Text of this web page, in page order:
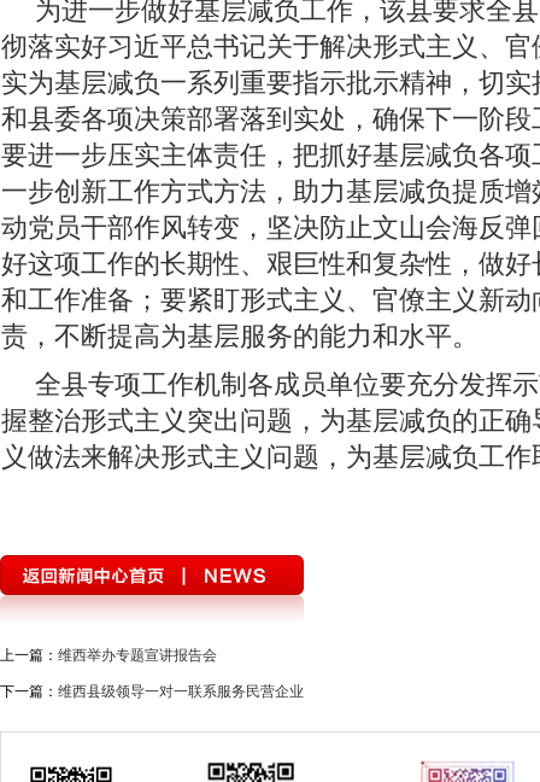
为进一步做好基层减负工作，该县要求全
彻落实好习近平总书记关于解决形式主义、
实为基层减负一系列重要指示批示精神，切
和县委各项决策部署落到实处，确保下一阶
要进一步压实主体责任，把抓好基层减负各
一步创新工作方式方法，助力基层减负提质
动党员干部作风转变，坚决防止文山会海反
好这项工作的长期性、艰巨性和复杂性，做
和工作准备；要紧盯形式主义、官僚主义新
责，不断提高为基层服务的能力和水平。
全县专项工作机制各成员单位要充分发挥
握整治形式主义突出问题，为基层减负的正
义做法来解决形式主义问题，为基层减负工
上一篇： 维西举办专题宣讲报告会
下一篇： 维西县级领导一对一联系服务民营企业